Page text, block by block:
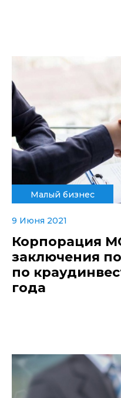
Малый бизнес
9 Июня 2021
Корпорация
заключения
по
года